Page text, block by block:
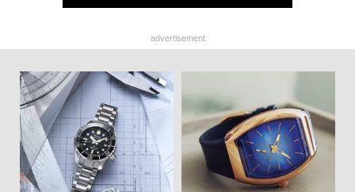
advertisement